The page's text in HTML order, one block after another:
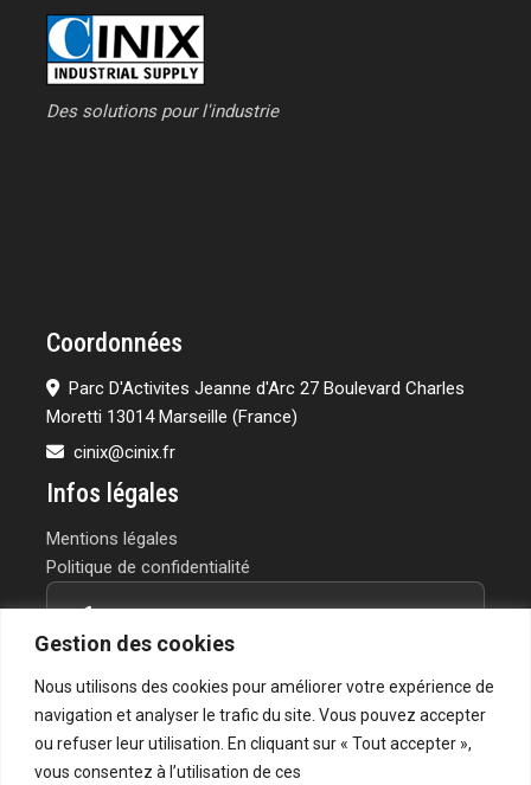
Gestion des cookies
Nous utilisons des cookies pour améliorer votre expérience de
navigation et analyser le trafic du site. Vous pouvez accepter
ou refuser leur utilisation. En cliquant sur « Tout accepter »,
vous consentez à l’utilisation de ces
Des solutions pour l'industrie
Coordonnées
Parc D'Activites Jeanne d'Arc 27 Boulevard Charles
Moretti 13014 Marseille (France)
cinix@cinix.fr
Infos légales
Mentions légales
Politique de confidentialité
Notre équipe vous répond rapidement.
→ Formulaire de contact